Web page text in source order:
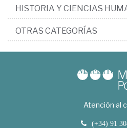
HISTORIA Y CIENCIAS
OTRAS CATEGORÍAS
Atención al
(+34) 91